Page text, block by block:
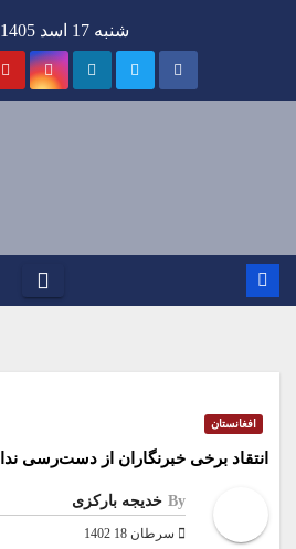
شنبه 17 اسد 1405
افغانستان
انتقاد برخی خبرنگاران از دست‌رسی
By خدیجه بارکزی
سرطان 18 1402